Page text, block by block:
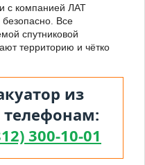
с компанией ЛАТ
Все
спутниковой
территорию и чётко
из
300-10-01